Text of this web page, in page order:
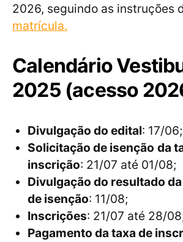
2026, seguindo as instruções
matrícula.
Calendário
2025 (acesso
Divulgação do edital: 17/06;
Solicitação de isenção da
inscrição: 21/07 até 01/08;
Divulgação do resultado
de isenção: 11/08;
Inscrições: 21/07 até 28/
Pagamento da taxa de